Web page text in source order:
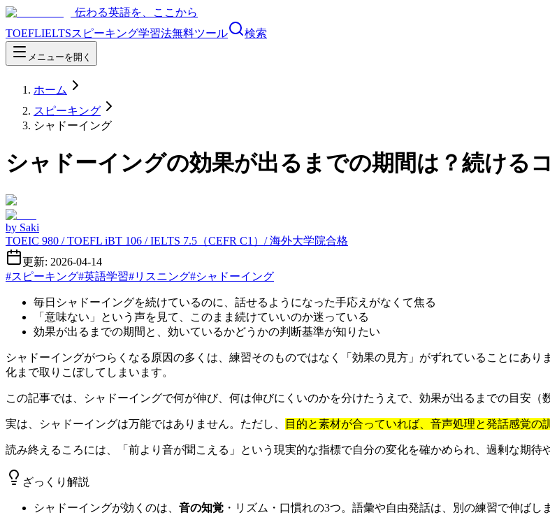
伝わる英語を、ここから
TOEFLIELTSスピーキング学習法無料ツール 検索
メニューを開く
ホーム
スピーキング
シャドーイング
シャドーイングの効果が出るまでの期間は？続ける
by Saki
TOEIC 980 / TOEFL iBT 106 / IELTS 7.5（CEFR C1）/ 海外大学院合格
更新: 2026-04-14
#スピーキング#英語学習#リスニング#シャドーイング
毎日シャドーイングを続けているのに、話せるようになった手応えがなくて焦る
「意味ない」という声を見て、このまま続けていいのか迷っている
効果が出るまでの期間と、効いているかどうかの判断基準が知りたい
シャドーイングがつらくなる原因の多くは、練習そのものではなく「効果の見方」がずれていることにあ
化まで取りこぼしてしまいます。
この記事では、シャドーイングで何が伸び、何は伸びにくいのかを分けたうえで、効果が出るまでの目安（
実は、シャドーイングは万能ではありません。ただし、 目的と素材が合っていれば、音声処理と発話感覚の
読み終えるころには、「前より音が聞こえる」という現実的な指標で自分の変化を確かめられ、過剰な期待
ざっくり解説
シャドーイングが効くのは、 音の知覚 ・リズム・口慣れの3つ。語彙や自由発話は、別の練習で伸ばし